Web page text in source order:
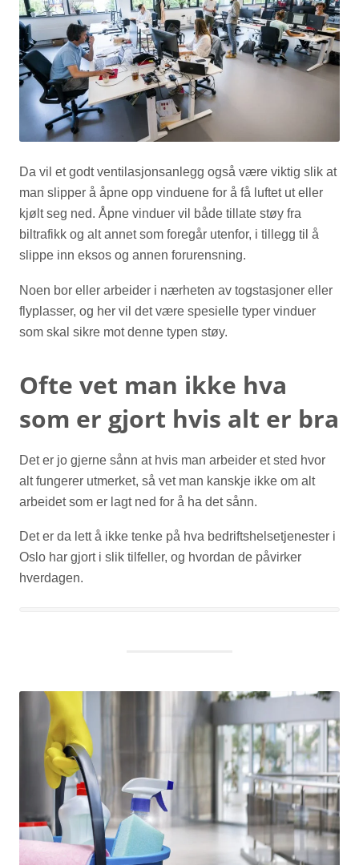
Da vil et godt ventilasjonsanlegg også være viktig slik at
man slipper å åpne opp vinduene for å få luftet ut eller
kjølt seg ned. Åpne vinduer vil både tillate støy fra
biltrafikk og alt annet som foregår utenfor, i tillegg til å
slippe inn eksos og annen forurensning.
Noen bor eller arbeider i nærheten av togstasjoner eller
flyplasser, og her vil det være spesielle typer vinduer
som skal sikre mot denne typen støy.
Ofte vet man ikke hva
som er gjort hvis alt er bra
Det er jo gjerne sånn at hvis man arbeider et sted hvor
alt fungerer utmerket, så vet man kanskje ikke om alt
arbeidet som er lagt ned for å ha det sånn.
Det er da lett å ikke tenke på hva bedriftshelsetjenester i
Oslo har gjort i slik tilfeller, og hvordan de påvirker
hverdagen.